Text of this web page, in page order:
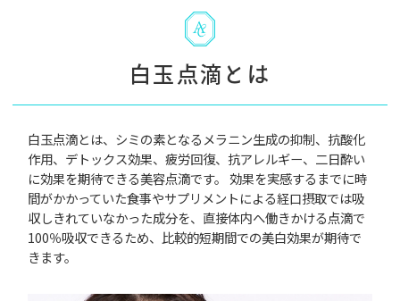
白玉点滴とは
白玉点滴とは、シミの素となるメラニン生成の抑制、抗酸化
作用、デトックス効果、疲労回復、抗アレルギー、二日酔い
に効果を期待できる美容点滴です。 効果を実感するまでに時
間がかかっていた食事やサプリメントによる経口摂取では吸
収しきれていなかった成分を、直接体内へ働きかける点滴で
100％吸収できるため、比較的短期間での美白効果が期待で
きます。